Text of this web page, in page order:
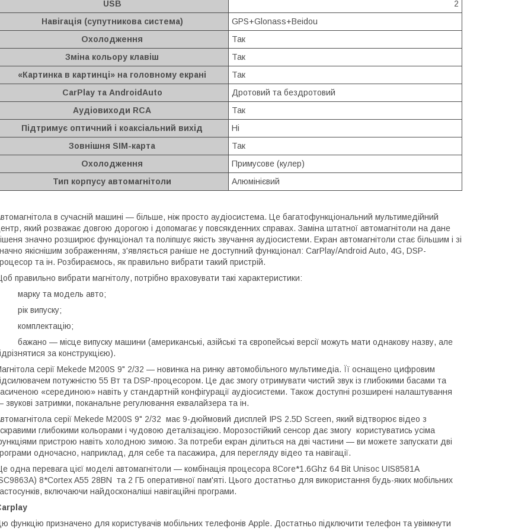
USB
2
Навігація (супутникова система)
GPS+Glonass+Beidou
Охолодження
Так
Зміна кольору клавіш
Так
«Картинка в картинці» на головному екрані
Так
CarPlay та AndroidAuto
Дротовий та бездротовий
Аудіовиходи RCA
Так
Підтримує оптичний і коаксіальний вихід
Ні
Зовнішня SIM-карта
Так
Охолодження
Примусове (кулер)
Тип корпусу автомагнітоли
Алюмінієвий
в сучасній машині — більше, ніж просто аудіосистема. Це багатофункціональний мультимедійний
який розважає довгою дорогою і допомагає у повсякденних справах. Заміна штатної автомагнітоли на дане
значно розширює функціонал та поліпшує якість звучання аудіосистеми. Екран автомагнітоли стає більшим і зі
якіснішим зображенням, з'являється раніше не доступний функціонал: CarPlay/Android Auto, 4G, DSP-
та ін. Розбираємось, як правильно вибрати такий пристрій.
правильно вибрати магнітолу, потрібно враховувати такі характеристики:
марку та модель авто;
рік випуску;
комплектацію;
бажано — місце випуску машини (американські, азійські та європейські версії можуть мати однакову назву, але
за конструкцією).
серії Mekede M200S 9" 2/32 — новинка на ринку автомобільного мультимедіа. Її оснащено цифровим
потужністю 55 Вт та DSP-процесором. Це дає змогу отримувати чистий звук із глибокими басами та
«серединою» навіть у стандартній конфігурації аудіосистеми. Також доступні розширені налаштування
звукові затримки, поканальне регулювання еквалайзера та ін.
серії Mekede M200S 9" 2/32 має 9-дюймовий дисплей IPS 2.5D Screen, який відтворює відео з
глибокими кольорами і чудовою деталізацією. Морозостійкий сенсор дає змогу користуватись усіма
пристрою навіть холодною зимою. За потреби екран ділиться на дві частини — ви можете запускати дві
одночасно, наприклад, для себе та пасажира, для перегляду відео та навігації.
одна перевага цієї моделі автомагнітоли — комбінація процесора 8Core*1.6Ghz 64 Bit Unisoc UIS8581A
8*Cortex A55 28BN та 2 ГБ оперативної пам'яті. Цього достатньо для використання будь-яких мобільних
включаючи найдосконаліші навігаційні програми.
функцію призначено для користувачів мобільних телефонів Apple. Достатньо підключити телефон та увімкнути